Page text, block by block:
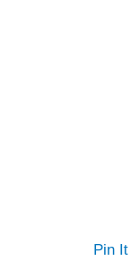
Pin It